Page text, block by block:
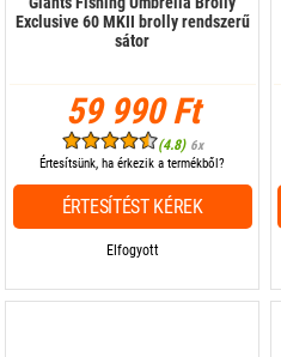
Exclusive 60 MKII brolly rendszerű
sátor
59 990 Ft
(4.8) 6x
Elfogyott
Értesítsünk, ha érkezik a termékből?
ÉRTESÍTÉST KÉREK